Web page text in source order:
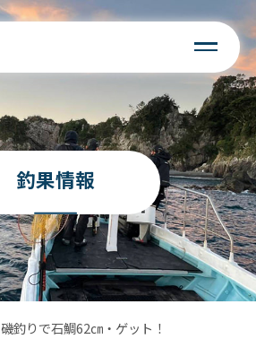
釣果情報
磯釣りで石鯛62㎝・ゲット！